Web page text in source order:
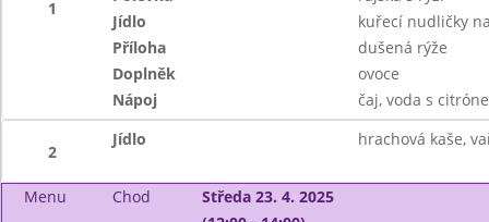
1
Jídlo
kuřecí nudličky
Příloha
dušená rýže
Doplněk
ovoce
Nápoj
čaj, voda s
2
Jídlo hrachová kaše,
Menu Chod
Středa 23. 4. 2025